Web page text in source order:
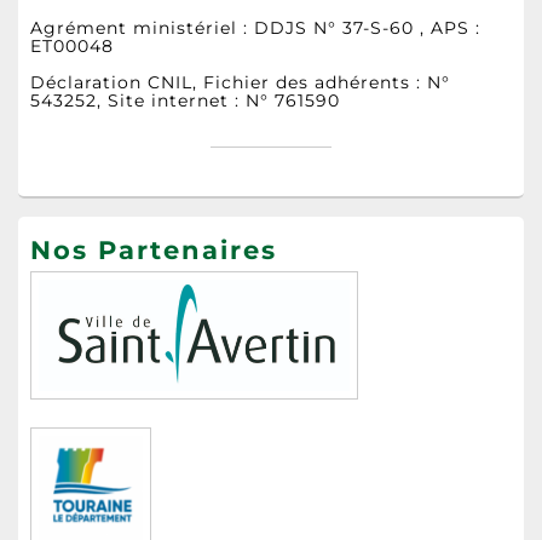
Agrément ministériel : DDJS N° 37-S-60 , APS :
ET00048
Déclaration CNIL, Fichier des adhérents : N°
543252, Site internet : N° 761590
Nos Partenaires